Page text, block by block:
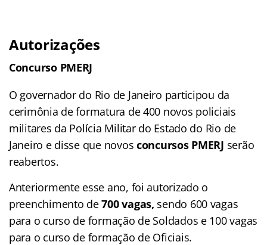
Autorizações
Concurso PMERJ
O governador do Rio de Janeiro participou da
cerimônia de formatura de 400 novos policiais
militares da Polícia Militar do Estado do Rio de
Janeiro e disse que novos concursos PMERJ serão
reabertos.
Anteriormente esse ano, foi autorizado o
preenchimento de700 vagas, sendo 600 vagas
para o curso de formação de Soldados e 100 vagas
para o curso de formação de Oficiais.